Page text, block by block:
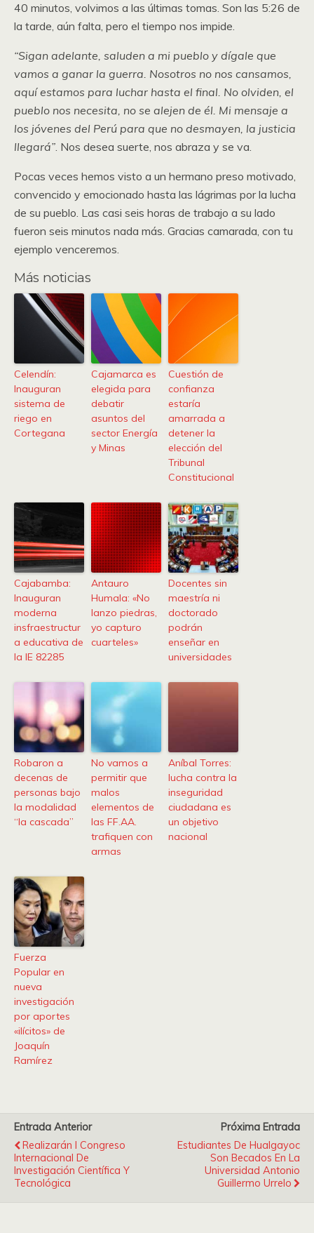
40 minutos, volvimos a las últimas tomas. Son las 5:26 de
la tarde, aún falta, pero el tiempo nos impide.
“Sigan adelante, saluden a mi pueblo y dígale que
vamos a ganar la guerra. Nosotros no nos cansamos,
aquí estamos para luchar hasta el final. No olviden, el
pueblo nos necesita, no se alejen de él. Mi mensaje a
los jóvenes del Perú para que no desmayen, la justicia
llegará”. Nos desea suerte, nos abraza y se va.
Pocas veces hemos visto a un hermano preso motivado,
convencido y emocionado hasta las lágrimas por la lucha
de su pueblo. Las casi seis horas de trabajo a su lado
fueron seis minutos nada más. Gracias camarada, con tu
ejemplo venceremos.
Más noticias
Celendín:
Inauguran
sistema de
riego en
Cortegana
Cajamarca es
elegida para
debatir
asuntos del
sector Energía
y Minas
Cuestión de
confianza
estaría
amarrada a
detener la
elección del
Tribunal
Constitucional
Cajabamba:
Inauguran
moderna
insfraestructur
a educativa de
la IE 82285
Antauro
Humala: «No
lanzo piedras,
yo capturo
cuarteles»
Docentes sin
maestría ni
doctorado
podrán
enseñar en
universidades
Robaron a
decenas de
personas bajo
la modalidad
“la cascada”
No vamos a
permitir que
malos
elementos de
las FF.AA.
trafiquen con
armas
Aníbal Torres:
lucha contra la
inseguridad
ciudadana es
un objetivo
nacional
Fuerza
Popular en
nueva
investigación
por aportes
«ilícitos» de
Joaquín
Ramírez
Entrada Anterior
Realizarán I Congreso
Internacional De
Investigación Científica Y
Tecnológica
Próxima Entrada
Estudiantes De Hualgayoc
Son Becados En La
Universidad Antonio
Guillermo Urrelo